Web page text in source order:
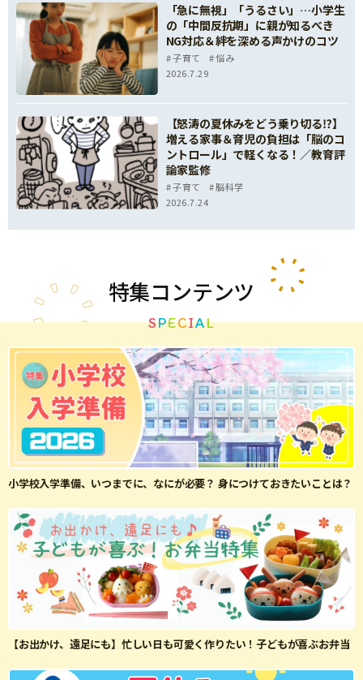
「急に無視」「うるさい」…小学生
の「中間反抗期」に親が知るべき
NG対応＆絆を深める声かけのコツ
子育て
悩み
2026.7.29
【怒涛の夏休みをどう乗り切る⁉】
増える家事＆育児の負担は「脳のコ
ントロール」で軽くなる！／教育評
論家監修
子育て
脳科学
2026.7.24
特集コンテンツ
SPECIAL
小学校入学準備、いつまでに、なにが必要？ 身につけておきたいことは？
【お出かけ、遠足にも】忙しい日も可愛く作りたい！子どもが喜ぶお弁当